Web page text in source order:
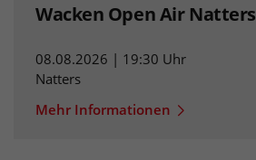
Wacken Open Air Natters
08.08.2026 | 19:30 Uhr
Natters
Mehr Informationen